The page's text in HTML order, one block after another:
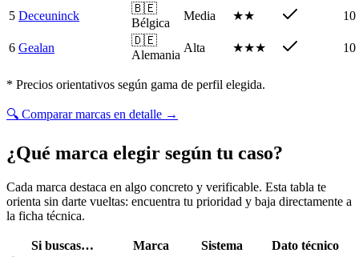
5 Deceuninck
🇧🇪
Bélgica
Media ★★ 10
6 Gealan
🇩🇪
Alemania
Alta ★★★ 10
* Precios orientativos según gama de perfil elegida.
🔍 Comparar marcas en detalle →
¿Qué marca elegir según tu caso?
Cada marca destaca en algo concreto y verificable. Esta tabla te
orienta sin darte vueltas: encuentra tu prioridad y baja directamente a
la ficha técnica.
Si buscas… Marca Sistema
Dato técnico